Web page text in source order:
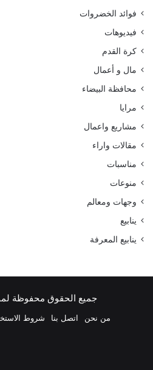
فوائد الخضروات
فيديوهات
كرة القدم
مال و أعمال
محافظة البيضاء
مرايا
مشاريع واعمال
مقالات واراء
مناسبات
منوعات
وجهات ومعالم
ينابيع
ينابيع المعرفة
جميع الحقوق محفوظة لموقع
من نحن اتصل بنا شروط